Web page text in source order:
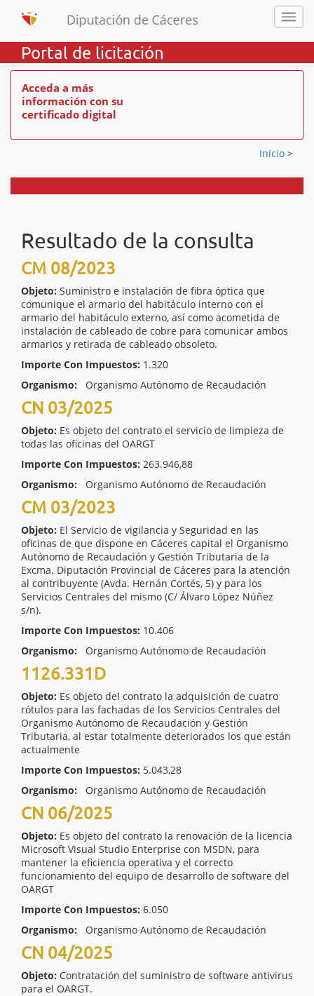
Portal de licitación
Acceda a más
información con su
certificado digital
Inicio >
Resultado de la consulta
CM 08/2023
Objeto: Suministro e instalación de fibra óptica que
comunique el armario del habitáculo interno con el
armario del habitáculo externo, así como acometida de
instalación de cableado de cobre para comunicar ambos
armarios y retirada de cableado obsoleto.
Importe Con Impuestos: 1.320
Organismo:
Organismo Autónomo de Recaudación
CN 03/2025
Objeto: Es objeto del contrato el servicio de limpieza de
todas las oficinas del OARGT
Importe Con Impuestos: 263.946,88
Organismo:
Organismo Autónomo de Recaudación
CM 03/2023
Objeto: El Servicio de vigilancia y Seguridad en las
oficinas de que dispone en Cáceres capital el Organismo
Autónomo de Recaudación y Gestión Tributaria de la
Excma. Diputación Provincial de Cáceres para la atención
al contribuyente (Avda. Hernán Cortés, 5) y para los
Servicios Centrales del mismo (C/ Álvaro López Núñez
s/n).
Importe Con Impuestos: 10.406
Organismo:
Organismo Autónomo de Recaudación
1126.331D
Objeto: Es objeto del contrato la adquisición de cuatro
rótulos para las fachadas de los Servicios Centrales del
Organismo Autónomo de Recaudación y Gestión
Tributaria, al estar totalmente deteriorados los que están
actualmente
Importe Con Impuestos: 5.043,28
Organismo:
Organismo Autónomo de Recaudación
CN 06/2025
Objeto: Es objeto del contrato la renovación de la licencia
Microsoft Visual Studio Enterprise con MSDN, para
mantener la eficiencia operativa y el correcto
funcionamiento del equipo de desarrollo de software del
OARGT
Importe Con Impuestos: 6.050
Organismo:
Organismo Autónomo de Recaudación
CN 04/2025
Objeto: Contratación del suministro de software antivirus
para el OARGT.